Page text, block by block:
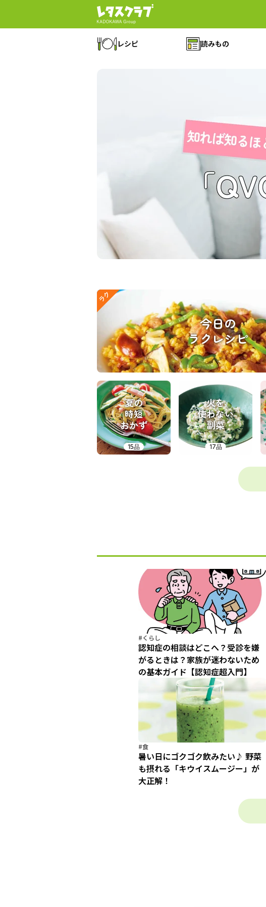
レシピ 読みもの
今日の
ラクレシピ
ラク
夏の
時短
おかず
15品
火を
使わない
副菜
17品
#くらし
認知症の相談はどこへ？受診を嫌
がるときは？家族が迷わないため
の基本ガイド【認知症超入門】
#食
暑い日にゴクゴク飲みたい♪ 野菜
も摂れる「キウイスムージー」が
大正解！